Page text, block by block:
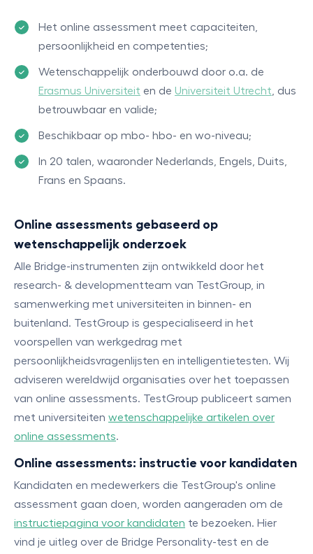
Het online assessment meet capaciteiten,
persoonlijkheid en competenties;
Wetenschappelijk onderbouwd door o.a. de
Erasmus Universiteit en de Universiteit Utrecht , dus
betrouwbaar en valide;
Beschikbaar op mbo- hbo- en wo-niveau;
In 20 talen, waaronder Nederlands, Engels, Duits,
Frans en Spaans.
Online assessments gebaseerd op
wetenschappelijk onderzoek
Alle Bridge-instrumenten zijn ontwikkeld door het
research- & developmentteam van TestGroup, in
samenwerking met universiteiten in binnen- en
buitenland. TestGroup is gespecialiseerd in het
voorspellen van werkgedrag met
persoonlijkheidsvragenlijsten en intelligentietesten. Wij
adviseren wereldwijd organisaties over het toepassen
van online assessments. TestGroup publiceert samen
met universiteiten wetenschappelijke artikelen over
online assessments.
Online assessments: instructie voor kandidaten
Kandidaten en medewerkers die TestGroup's online
assessment gaan doen, worden aangeraden om de
instructiepagina voor kandidaten te bezoeken. Hier
vind je uitleg over de Bridge Personality-test en de